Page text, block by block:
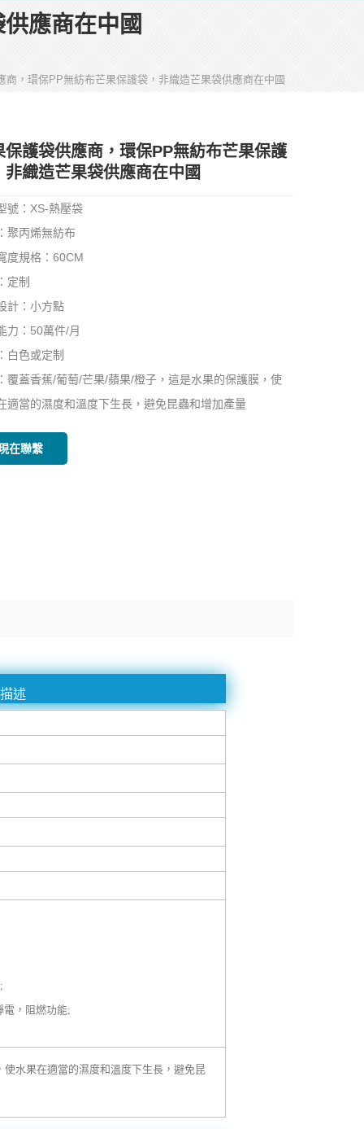
應商在中國
商，環保PP無紡布芒果保護袋，非織造芒果袋供應商在中國
保護袋供應商，環保PP無紡布芒果保護
非織造芒果袋供應商在中國
號：XS-熱壓袋
聚丙烯無紡布
度規格：60CM
定制
計：小方點
力：50萬件/月
白色或定制
覆蓋香蕉/葡萄/芒果/蘋果/橙子，這是水果的保護膜，使
適當的濕度和溫度下生長，避免昆蟲和增加產量
在聯繫
述
電，阻燃功能;
水果在適當的濕度和溫度下生長，避免昆